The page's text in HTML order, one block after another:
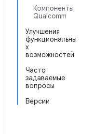
Компоненты
Qualcomm
Улучшения
функциональны
х
возможностей
Часто
задаваемые
вопросы
Версии